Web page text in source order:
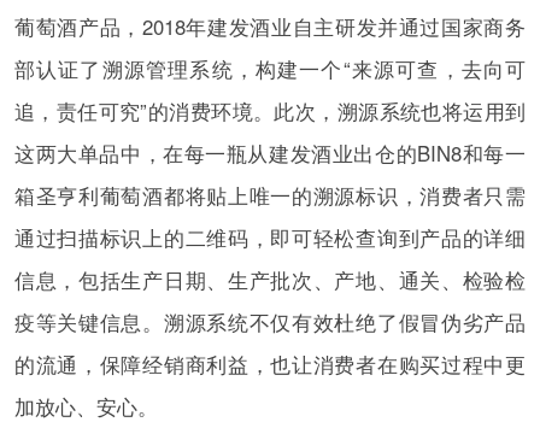
葡萄酒产品，2018年建发酒业自主研发并通过国家商务
部认证了溯源管理系统，构建一个“来源可查，去向可
追，责任可究”的消费环境。此次，溯源系统也将运用到
这两大单品中，在每一瓶从建发酒业出仓的BIN8和每一
箱圣亨利葡萄酒都将贴上唯一的溯源标识，消费者只需
通过扫描标识上的二维码，即可轻松查询到产品的详细
信息，包括生产日期、生产批次、产地、通关、检验检
疫等关键信息。溯源系统不仅有效杜绝了假冒伪劣产品
的流通，保障经销商利益，也让消费者在购买过程中更
加放心、安心。